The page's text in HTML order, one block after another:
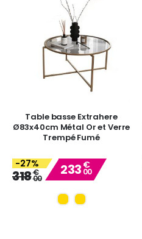
Table basse Extrahere
Ø83x40cm Métal Or et Verre
Trempé Fumé
-27%
318€
00
Special
Price
233 €
00